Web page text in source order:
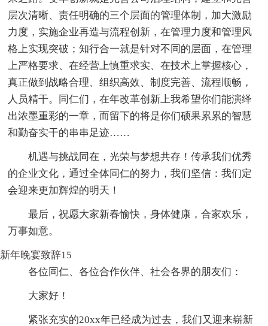
层次清晰、责任明确的三个层面的管理体制，加大激励
力度，实施企业再造与流程创新，在管理力度和管理风
格上实现突破；知行合一就是针对不同的层面，在管理
上严格要求、在经营上慎重求实、在技术上掌握核心，
真正做到战略合理、组织高效、制度完善、流程顺畅，
人员精干。同仁们，在年改革创新上我希望你们能演绎
出浓墨重彩的一章，而留下的将是你们硕果累累的智慧
和勤奋实干的串串足迹……
机遇与挑战同在，光荣与梦想共存！传承我们优秀
的企业文化，通过全体同仁的努力，我们坚信：我们定
会迎来更加辉煌的明天！
最后，祝愿大家新春愉快，身体健康，合家欢乐，
万事如意。
新年晚宴致辞15
各位同仁、各位合作伙伴、社会各界的朋友们：
大家好！
紧张充实的20xx年已经成为过去，我们又迎来崭新